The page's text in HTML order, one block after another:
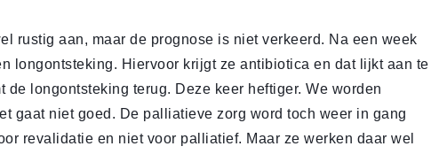
rustig aan, maar de prognose is niet verkeerd. Na een week
longontsteking. Hiervoor krijgt ze antibiotica en dat lijkt aan te
longontsteking terug. Deze keer heftiger. We worden
gaat niet goed. De palliatieve zorg word toch weer in gang
revalidatie en niet voor palliatief. Maar ze werken daar wel